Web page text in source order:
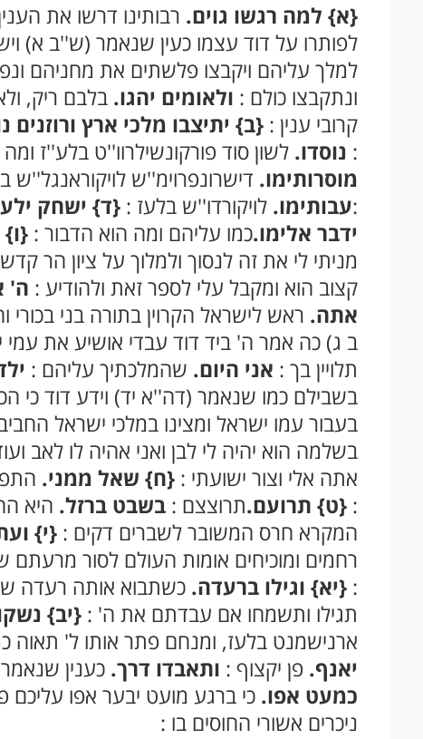
{א} למה רגשו גוים. רבותינו דרשו את
לפותרו על דוד עצמו כעין שנאמר (ש''ב א)
למלך עליהם ויקבצו פלשתים את מחניהם
ונתקבצו כולם : ולאומים יהגו. בלבם ריק,
קרובי ענין : {ב} יתיצבו מלכי ארץ ורוזנים
: נוסדו. לשון סוד פורקונשילרוו''ט בלע''ז
מוסרותימו. דישרונפרוימ''ש
:עבותימו. לויקורדו''ש בלעז : {ד} ישחק
ידבר אלימו.כמו עליהם ומה הוא הדבור : {ו}
מניתי לי את זה לנסוך ולמלוך על ציון הר
קצוב הוא ומקבל עלי לספר זאת ולהודיע : ה'
אתה. ראש לישראל הקרוין בתורה בני
ב ג) כה אמר ה' ביד דוד עבדי אושיע את
תלויין בך : אני היום. שהמלכתיך עליהם :
בשבילם כמו שנאמר (דה''א יד) וידע דוד כי
בעבור עמו ישראל ומצינו במלכי ישראל
בשלמה הוא יהיה לי לבן ואני אהיה לו לאב
אתה אלי וצור ישועתי : {ח} שאל ממני.
: {ט} תרועם.תרוצצם : בשבט ברזל. היא
המקרא חרס המשובר לשברים דקים : {י}
רחמים ומוכיחים אומות העולם לסור
: {יא} וגילו ברעדה. כשתבוא אותה רעדה
תגילו ותשמחו אם עבדתם את ה' : {יב}
ארנישמנט בלעז, ומנחם פתר אותו ל' תאוה
יאנף. פן יקצוף : ותאבדו דרך. כענין
כמעט אפו. כי ברגע מועט יבער אפו עליכם
ניכרים אשורי החוסים בו :